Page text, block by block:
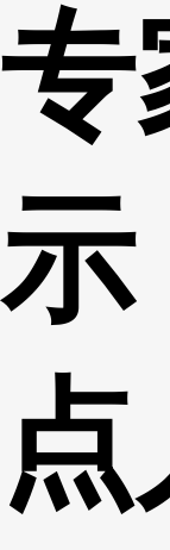
体育
VIP会员
财经 教育
CCTV.节目官网
专
示